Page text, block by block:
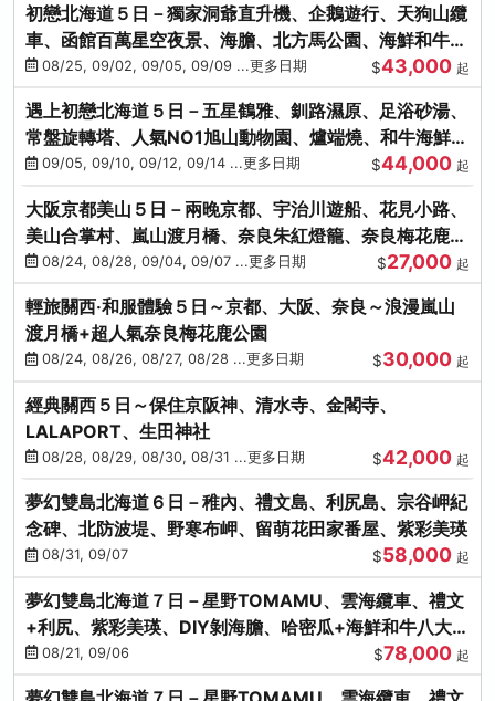
初戀北海道５日－獨家洞爺直升機、企鵝遊行、天狗山纜
車、函館百萬星空夜景、海膽、北方馬公園、海鮮和牛螃
蟹吃到飽
08/25, 09/02, 09/05, 09/09 ...更多日期 $43,000 起
遇上初戀北海道５日－五星鶴雅、釧路濕原、足浴砂湯、
常盤旋轉塔、人氣NO1旭山動物園、爐端燒、和牛海鮮螃
蟹吃到飽
09/05, 09/10, 09/12, 09/14 ...更多日期 $44,000 起
大阪京都美山５日－兩晚京都、宇治川遊船、花見小路、
美山合掌村、嵐山渡月橋、奈良朱紅燈籠、奈良梅花鹿、
流水瀑布電扶梯
08/24, 08/28, 09/04, 09/07 ...更多日期 $27,000 起
輕旅關西‧和服體驗５日～京都、大阪、奈良～浪漫嵐山
渡月橋+超人氣奈良梅花鹿公園
08/24, 08/26, 08/27, 08/28 ...更多日期 $30,000 起
經典關西５日～保住京阪神、清水寺、金閣寺、
LALAPORT、生田神社
08/28, 08/29, 08/30, 08/31 ...更多日期 $42,000 起
夢幻雙島北海道６日－稚內、禮文島、利尻島、宗谷岬紀
念碑、北防波堤、野寒布岬、留萌花田家番屋、紫彩美瑛
08/31, 09/07 $58,000 起
夢幻雙島北海道７日－星野TOMAMU、雲海纜車、禮文
+利尻、紫彩美瑛、DIY剝海膽、哈密瓜+海鮮和牛八大螃
蟹吃到飽
08/21, 09/06 $78,000 起